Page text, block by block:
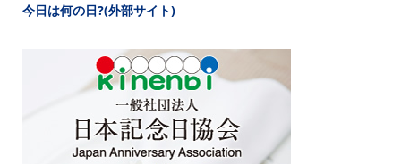
今日は何の日?(外部サイト)